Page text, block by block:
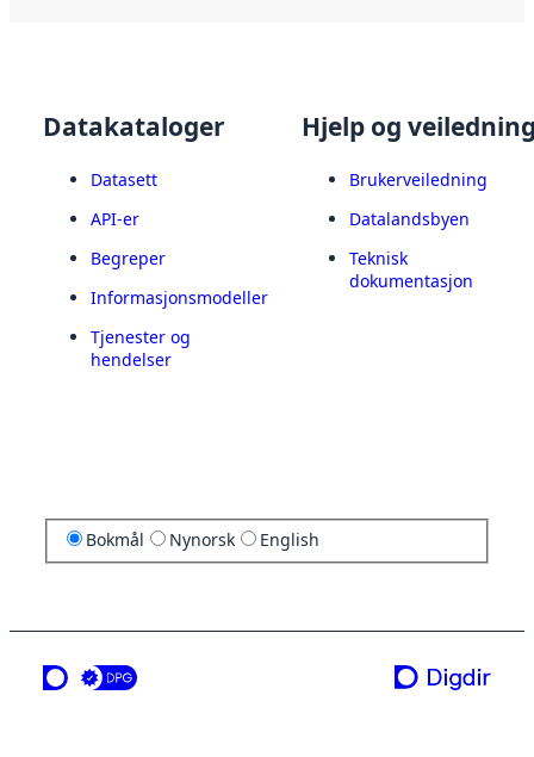
Datakataloger
Datasett
API-er
Begreper
Informasjonsmodeller
Tjenester og
hendelser
Hjelp og
Brukerveiledning
Datalandsbyen
Teknisk
dokumentasjon
Bokmål Nynorsk English